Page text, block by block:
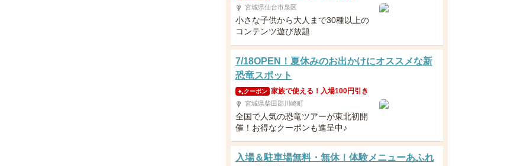
宮城県仙台市泉区
小さな子供から大人まで30種以上の
コンテンツ遊び放題
7/18OPEN！夏休みのお出かけにオススメな新
恐竜スポット
クーポン 家族で使える！入場100円引き
宮城県柴田郡川崎町
全国で人気の恐竜ツアーが東北初開
催！お得なクーポンも進呈中♪
入場＆駐車場無料・無休！体験メニューあふれ